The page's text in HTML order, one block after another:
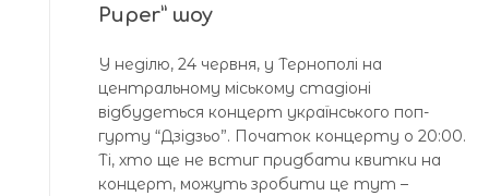
Puper” шоу
У неділю, 24 червня, у Тернополі на
центральному міському стадіоні
відбудеться концерт українського поп-
гурту “Дзідзьо”. Початок концерту о 20:00.
Ті, хто ще не встиг придбати квитки на
концерт, можуть зробити це тут –